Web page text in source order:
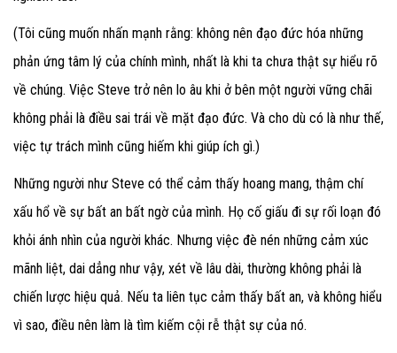
(Tôi cũng muốn nhấn mạnh rằng: không nên đạo đức hóa những
phản ứng tâm lý của chính mình, nhất là khi ta chưa thật sự hiểu rõ
về chúng. Việc Steve trở nên lo âu khi ở bên một người vững chãi
không phải là điều sai trái về mặt đạo đức. Và cho dù có là như thế,
việc tự trách mình cũng hiếm khi giúp ích gì.)
Những người như Steve có thể cảm thấy hoang mang, thậm chí
xấu hổ về sự bất an bất ngờ của mình. Họ cố giấu đi sự rối loạn đó
khỏi ánh nhìn của người khác. Nhưng việc đè nén những cảm xúc
mãnh liệt, dai dẳng như vậy, xét về lâu dài, thường không phải là
chiến lược hiệu quả. Nếu ta liên tục cảm thấy bất an, và không hiểu
vì sao, điều nên làm là tìm kiếm cội rễ thật sự của nó.